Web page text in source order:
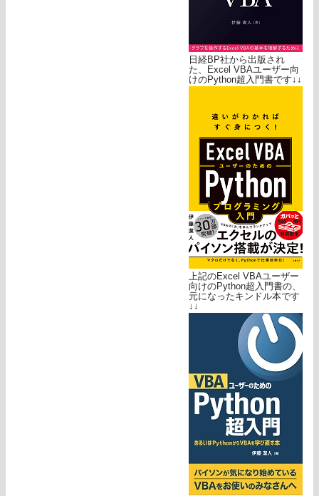
日経BP社から出版され
た、Excel VBAユーザー向
けのPython超入門書です↓↓
上記のExcel VBAユーザー
向けのPython超入門書の、
元になったキンドル本です
↓↓